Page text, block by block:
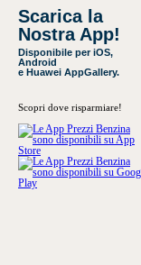
Scarica la
Nostra App!
Disponibile per iOS,
Android
e Huawei AppGallery.
Scopri dove risparmiare!